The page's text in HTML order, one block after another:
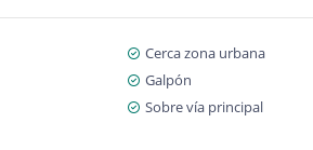
Cerca zona urbana
Galpón
Sobre vía principal